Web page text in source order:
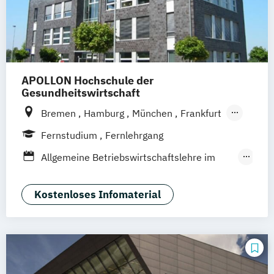
BWL | Wirtschaftsprüfung
Studium)
Tourismus Management
Tourismus Management (Duales Studium)
Vertriebsmanagement
Werbe- und Medienpsychologie
Wirtschaftspsychologie
Studienzentrum Tübingen
Studienzentrum Leverkusen
APOLLON Hochschule der
Gesundheitswirtschaft
Bremen Hamburg München
Frankfurt
Köln
Göttingen Leipzig
Stuttgart
Fernstudium
Fernlehrgang
Allgemeine Betriebswirtschaftslehre im
Gesundheitsökonomie
Health Economics & Management
Kostenloses Infomaterial